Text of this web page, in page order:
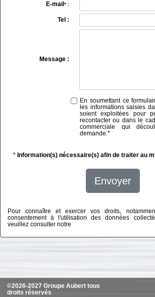
E-mail *:
Tel :
Message :
En soumettant ce
les informations saisies
soient exploitées pour
recontacter ou dans le
commerciale qui
demande.*
* Information(s) nécessaire(s) afin de traiter au
Envoyer
Pour connaître et exercer vos droits,
consentement à l'utilisation des données
veuillez consulter notre
©2026-2027 Groupe Aubert tous
droits réservés